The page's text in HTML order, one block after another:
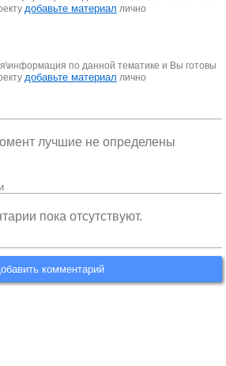
добавьте материал лично
по данной тематике и Вы готовы
добавьте материал лично
лучшие не определены
пока отсутствуют.
комментарий